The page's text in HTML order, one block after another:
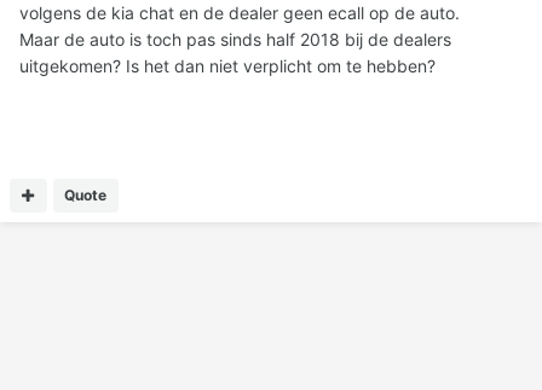
volgens de kia chat en de dealer geen ecall op de auto.
Maar de auto is toch pas sinds half 2018 bij de dealers
uitgekomen? Is het dan niet verplicht om te hebben?
Quote